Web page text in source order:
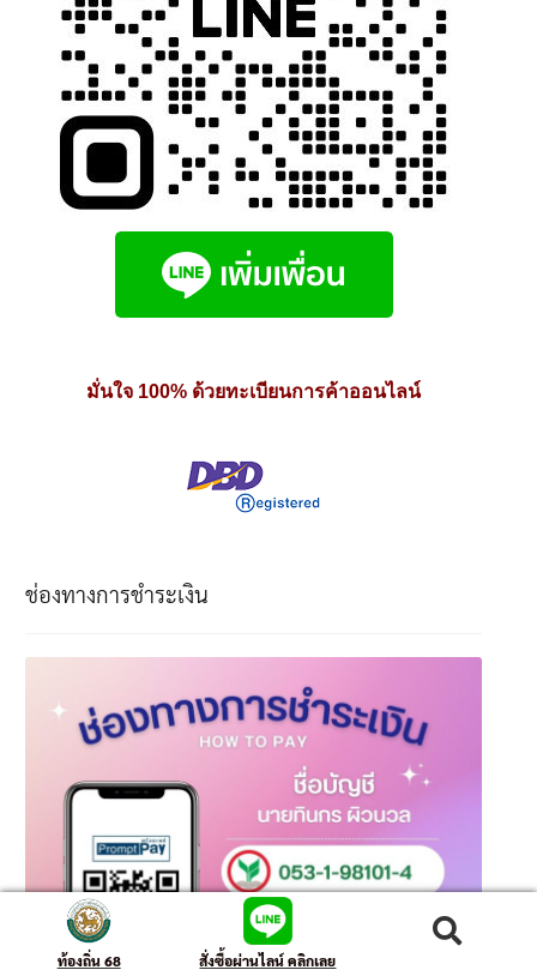
มั่นใจ 100% ด้วยทะเบียนการค้าออนไลน์
ช่องทางการชำระเงิน
ท้องถิ่น 68 สั่งซื้อผ่านไลน์ คลิกเลย